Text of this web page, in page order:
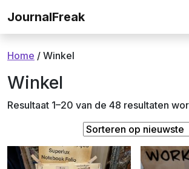
JournalFreak
Home / Winkel
Winkel
Resultaat 1–20 van de 48 resultaten